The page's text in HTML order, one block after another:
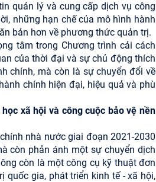
quản lý và cung cấp dịch vụ công
những hạn chế của mô hình hành
bản hơn về phương thức quản trị.
tâm trong Chương trình cải cách
của thời đại và sự chủ động thích
chính, mà còn là sự chuyển đổi về
chính hiện đại, hiệu quả và phù
xã hội và công cuộc bảo vệ nền
nhà nước giai đoạn 2021-2030
còn phản ánh một sự chuyển dịch
còn là một công cụ kỹ thuật đơn
gia, phát triển kinh tế - xã hội,